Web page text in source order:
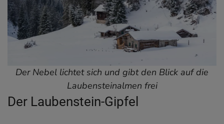
Der Nebel lichtet sich und gibt den Blick auf die
Laubensteinalmen frei
Der Laubenstein-Gipfel